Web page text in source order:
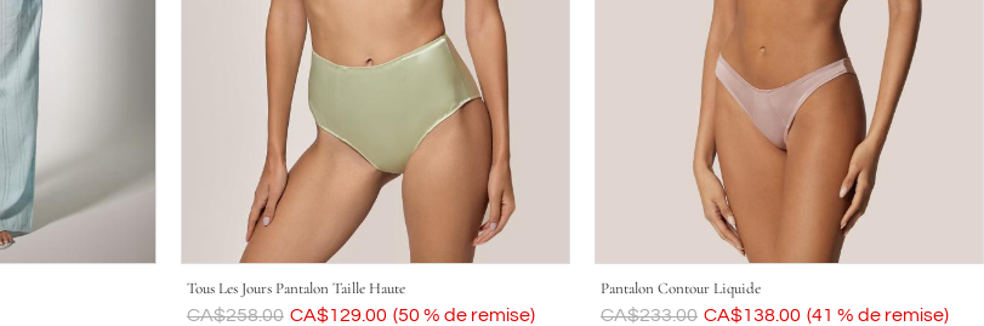
Tous Les Jours Pantalon Taille Haute
Était
CA$258.00 Maintenant
CA$129.00 (50 % de remise)
Pantalon Contour Liquide
Était
CA$233.00 Maintenant
CA$138.00 (41 % de remise)